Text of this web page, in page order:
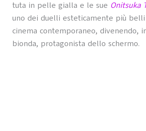
tuta in pelle gialla e le sue Onitsuka
uno dei duelli esteticamente più
cinema contemporaneo, divenendo,
bionda, protagonista dello schermo.